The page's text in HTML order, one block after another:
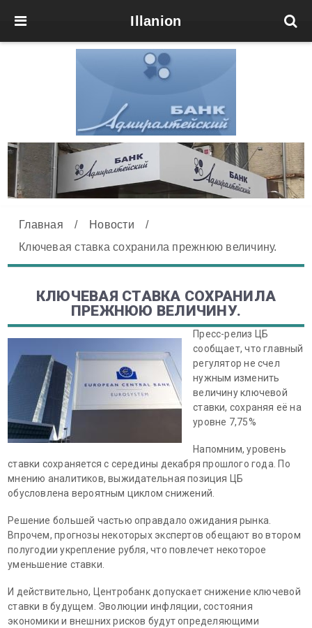
Illanion
Главная / Новости
/
Ключевая ставка сохранила прежнюю величину.
КЛЮЧЕВАЯ СТАВКА СОХРАНИЛА
ПРЕЖНЮЮ ВЕЛИЧИНУ.
Пресс-релиз ЦБ
сообщает, что главный
регулятор не счел
нужным изменить
величину ключевой
ставки, сохраняя её на
уровне 7,75%
Напомним, уровень
ставки сохраняется с середины декабря прошлого года. По
мнению аналитиков, выжидательная позиция ЦБ
обусловлена вероятным циклом снижений.
Решение большей частью оправдало ожидания рынка.
Впрочем, прогнозы некоторых экспертов обещают во втором
полугодии укрепление рубля, что повлечет некоторое
уменьшение ставки.
И действительно, Центробанк допускает снижение ключевой
ставки в будущем. Эволюции инфляции, состояния
экономики и внешних рисков будут определяющими